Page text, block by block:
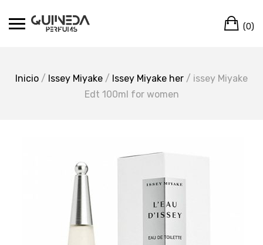
(0)
Inicio / Issey Miyake / Issey Miyake her / issey Miyake
Edt 100ml for women